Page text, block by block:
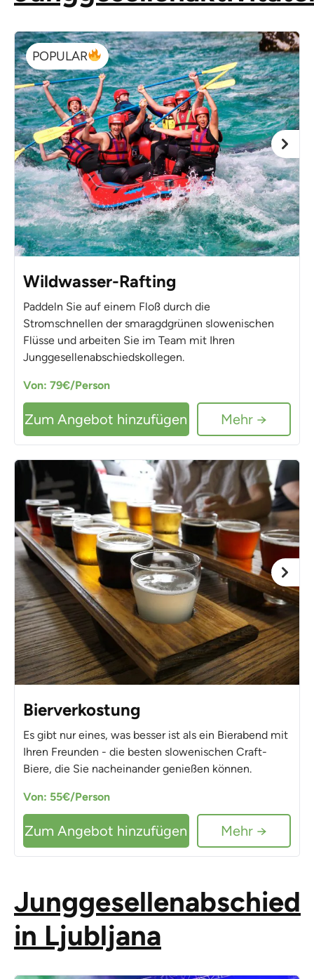
POPULAR
Wildwasser-Rafting
Paddeln Sie auf einem Floß durch die
Stromschnellen der smaragdgrünen slowenischen
Flüsse und arbeiten Sie im Team mit Ihren
Junggesellenabschiedskollegen.
Von: 79€/Person
Zum Angebot hinzufügen Mehr →
Bierverkostung
Es gibt nur eines, was besser ist als ein Bierabend mit
Ihren Freunden - die besten slowenischen Craft-
Biere, die Sie nacheinander genießen können.
Von: 55€/Person
Zum Angebot hinzufügen Mehr →
Junggesellenabschied
in Ljubljana